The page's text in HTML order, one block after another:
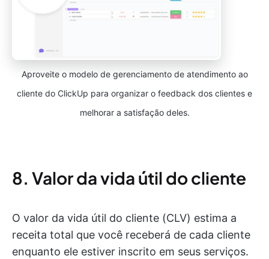
Aproveite o modelo de gerenciamento de atendimento ao
cliente do ClickUp para organizar o feedback dos clientes e
melhorar a satisfação deles.
8. Valor da vida útil do cliente
O valor da vida útil do cliente (CLV) estima a
receita total que você receberá de cada cliente
enquanto ele estiver inscrito em seus serviços.